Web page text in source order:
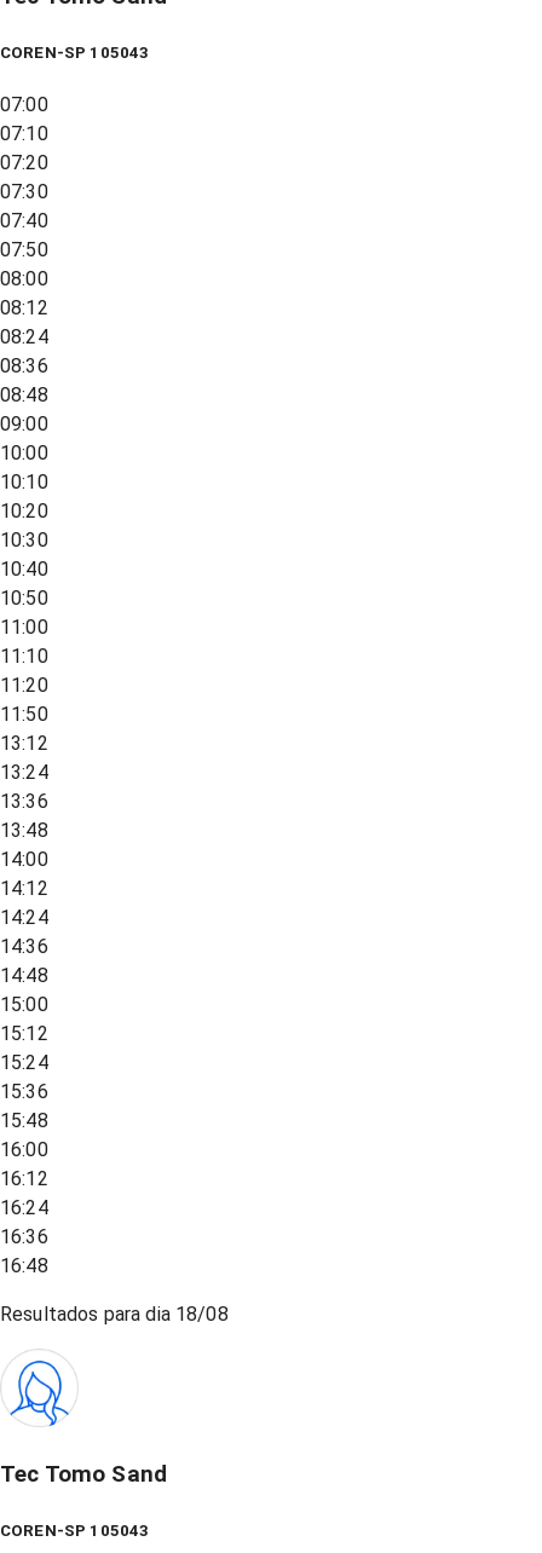
COREN-SP 105043
07:00
07:10
07:20
07:30
07:40
07:50
08:00
08:12
08:24
08:36
08:48
09:00
10:00
10:10
10:20
10:30
10:40
10:50
11:00
11:10
11:20
11:50
13:12
13:24
13:36
13:48
14:00
14:12
14:24
14:36
14:48
15:00
15:12
15:24
15:36
15:48
16:00
16:12
16:24
16:36
16:48
Resultados para dia 18/08
Tec Tomo Sand
COREN-SP 105043